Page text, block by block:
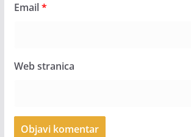
Email*
Web stranica